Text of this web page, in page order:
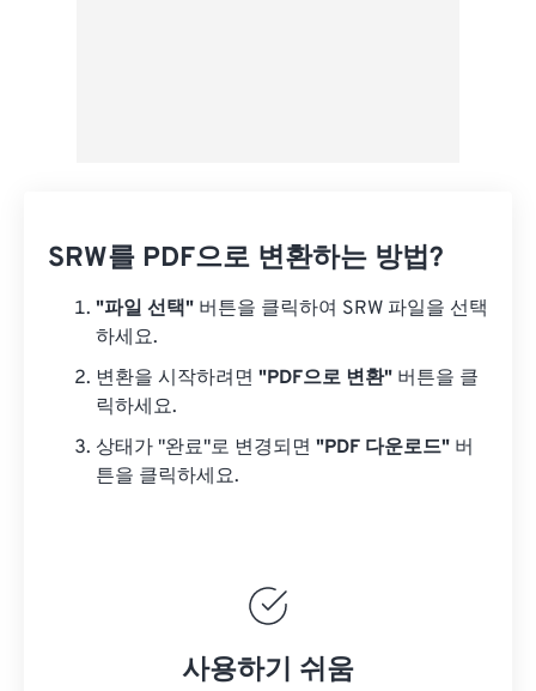
SRW를 PDF으로 변환하는 방법?
"파일 선택" 버튼을 클릭하여 SRW 파일을 선택
하세요.
변환을 시작하려면 "PDF으로 변환" 버튼을 클
릭하세요.
상태가 "완료"로 변경되면 "PDF 다운로드" 버
튼을 클릭하세요.
사용하기 쉬움